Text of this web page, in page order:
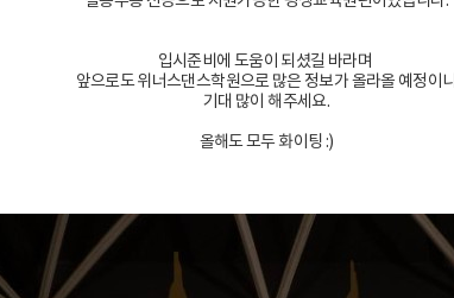
입시준비에 도움이 되셨길 바라며
앞으로도 위너스댄스학원으로 많은 정보가 올라올 예정이니
기대 많이 해주세요.
올해도 모두 화이팅 :)